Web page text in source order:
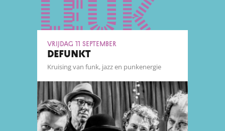
leuk
vrijdag 11 september
DEFUNKT
Kruising van funk, jazz en punkenergie